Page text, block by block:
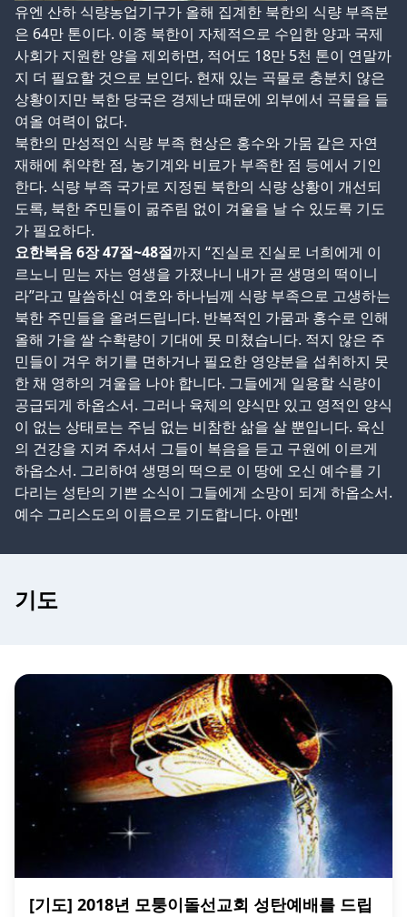
유엔 산하 식량농업기구가 올해 집계한 북한의 식량 부족분
은 64만 톤이다. 이중 북한이 자체적으로 수입한 양과 국제
사회가 지원한 양을 제외하면, 적어도 18만 5천 톤이 연말까
지 더 필요할 것으로 보인다. 현재 있는 곡물로 충분치 않은
상황이지만 북한 당국은 경제난 때문에 외부에서 곡물을 들
여올 여력이 없다.
북한의 만성적인 식량 부족 현상은 홍수와 가뭄 같은 자연
재해에 취약한 점, 농기계와 비료가 부족한 점 등에서 기인
한다. 식량 부족 국가로 지정된 북한의 식량 상황이 개선되
도록, 북한 주민들이 굶주림 없이 겨울을 날 수 있도록 기도
가 필요하다.
요한복음 6장 47절~48절까지 “진실로 진실로 너희에게 이
르노니 믿는 자는 영생을 가졌나니 내가 곧 생명의 떡이니
라”라고 말씀하신 여호와 하나님께 식량 부족으로 고생하는
북한 주민들을 올려드립니다. 반복적인 가뭄과 홍수로 인해
올해 가을 쌀 수확량이 기대에 못 미쳤습니다. 적지 않은 주
민들이 겨우 허기를 면하거나 필요한 영양분을 섭취하지 못
한 채 영하의 겨울을 나야 합니다. 그들에게 일용할 식량이
공급되게 하옵소서. 그러나 육체의 양식만 있고 영적인 양식
이 없는 상태로는 주님 없는 비참한 삶을 살 뿐입니다. 육신
의 건강을 지켜 주셔서 그들이 복음을 듣고 구원에 이르게
하옵소서. 그리하여 생명의 떡으로 이 땅에 오신 예수를 기
다리는 성탄의 기쁜 소식이 그들에게 소망이 되게 하옵소서.
예수 그리스도의 이름으로 기도합니다. 아멘!
기도
[기도] 2018년 모퉁이돌선교회 성탄예배를 드립